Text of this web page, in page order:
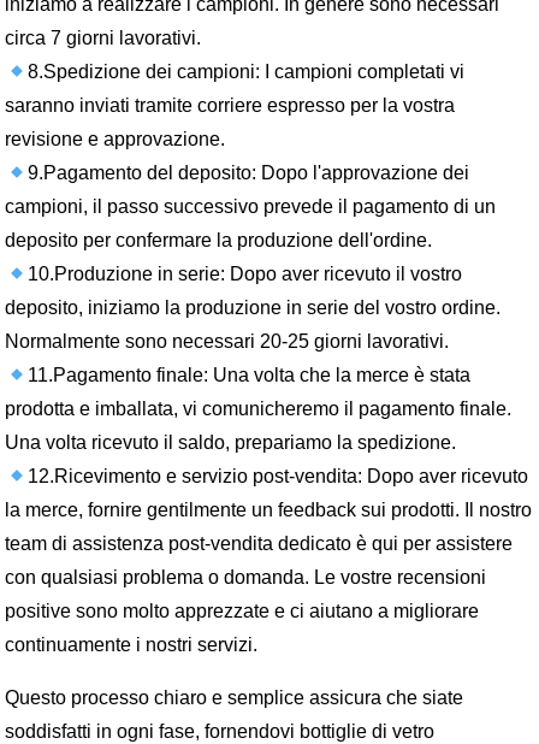
iniziamo a realizzare i campioni. In genere sono necessari
circa 7 giorni lavorativi.
8.Spedizione dei campioni: I campioni completati vi
saranno inviati tramite corriere espresso per la vostra
revisione e approvazione.
9.Pagamento del deposito: Dopo l'approvazione dei
campioni, il passo successivo prevede il pagamento di un
deposito per confermare la produzione dell'ordine.
10.Produzione in serie: Dopo aver ricevuto il vostro
deposito, iniziamo la produzione in serie del vostro ordine.
Normalmente sono necessari 20-25 giorni lavorativi.
11.Pagamento finale: Una volta che la merce è stata
prodotta e imballata, vi comunicheremo il pagamento finale.
Una volta ricevuto il saldo, prepariamo la spedizione.
12.Ricevimento e servizio post-vendita: Dopo aver ricevuto
la merce, fornire gentilmente un feedback sui prodotti. Il nostro
team di assistenza post-vendita dedicato è qui per assistere
con qualsiasi problema o domanda. Le vostre recensioni
positive sono molto apprezzate e ci aiutano a migliorare
continuamente i nostri servizi.
Questo processo chiaro e semplice assicura che siate
soddisfatti in ogni fase, fornendovi bottiglie di vetro